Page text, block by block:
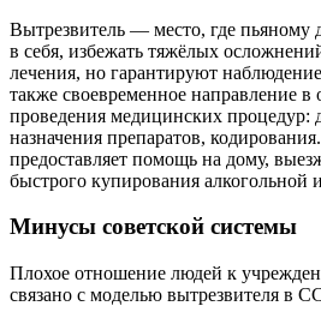
Вытрезвитель — место, где пьяному
в себя, избежать тяжёлых
лечения, но гарантируют
также своевременное направление в
проведения медицинских процедур:
назначения препаратов,
предоставляет помощь на дому,
быстрого купирования алкогольной
Минусы советской системы
Плохое отношение людей к
связано с моделью вытрезвителя в